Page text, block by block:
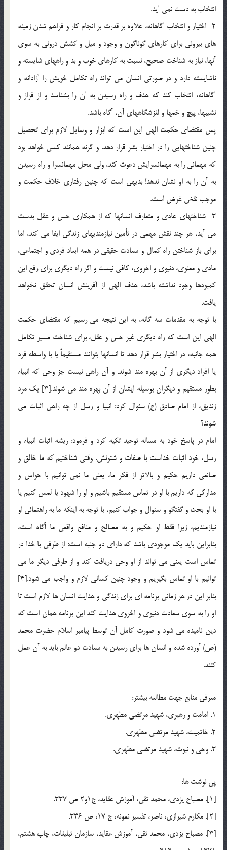
انتخاب به دست نمي آيد.
2ـ اختيار و انتخاب آگاهانه، علاوه بر قدرت بر انجام كار و فراهم شدن زمينه
هاي بيروني براي كارهاي گوناگون و وجود و ميل و كشش دروني به سوي
آنها، نياز به شناخت صحيح، نسبت به كارهاي خوب و بد و راههاي شايسته و
ناشايسته دارد و در صورتي انسان مي تواند راه تكامل خويش را آزادانه و
آگاهانه، انتخاب كند كه هدف و راه رسيدن به آن را بشناسد و از فراز و
نشيبها، پيچ و خمها و لغزشگاههاي آن، آگاه باشد.
پس مقتضاي حكمت الهي اين است كه ابزار و وسايل لازم براي تحصيل
چنين شناختهايي را در اختيار بشر قرار دهد. و گرنه همانند كسي خواهد بود
كه مهماني را به مهمانسرايش دعوت كند، ولي محل مهمانسرا و راه رسيدن
به آن را به او نشان ندهد! بديهي است كه چنين رفتاري خلاف حكمت و
موجب نقض غرض است.
3ـ شناخت­هاي عادي و متعارف انسانها كه از همكاري حس و عقل بدست
مي آيد، هر چند نقش مهمي در تأمين نيازمنديهاي زندگي ايفا مي كند، اما
براي باز شناختن راه كمال و سعادت حقيقي در همه ابعاد فردي و اجتماعي،
مادي و معنوي، دنيوي و اخروي، كافي نيست و اگر راه ديگري براي رفع اين
كمبودها وجود نداشته باشد، هدف الهي از آفرينش انسان تحقق نخواهد
يافت.
با توجه به مقدمات سه گانه، به اين نتيجه مي رسيم كه مقتضاي حكمت
الهي اين است كه راه ديگري غير حس و عقل، براي شناخت مسير تكامل
همه جانبه، در اختيار بشر قرار دهد تا انسانها بتوانند مستقيماً يا با واسطه فرد
يا افراد ديگري از آن بهره مند شوند. و آن راهي نيست جز وحي كه انبياء
بطور مستقيم و ديگران بوسيله ايشان از آن بهره مند مي شوند.[3] يك مرد
زنديق، از امام صادق (ع) سئوال كرد: انبيا و رسل از چه راهي اثبات مي
شوند؟
امام در پاسخ خود به مساله توحيد تكيه كرد و فرمود: ريشه اثبات انبياء و
رسل، خود اثبات خداست با صفات و شئونش. وقتي شناختيم كه ما خالق و
صانعي داريم حكيم و بالاتر از فكر ما، يعني ما نمي توانيم با حواس و
مداركي كه داريم با او در تماس مستقيم باشيم و او را شهود يا لمس كنيم يا
با او بحث و گفتگو و سئوال و جواب كنيم، با توجه به اينكه ما به راهنمائي او
نيازمنديم، زيرا فقط او حكيم و به مصالح و منافع واقعي ما آگاه است،
بنابراين بايد يك موجودي باشد كه داراي دو جنبه است: از طرفي با خدا در
تماس است يعني مي تواند از او وحي دريافت كند و از طرفي ديگر ما مي
توانيم با او تماس بگيريم و وجود چنين كساني لازم و واجب مي شود.[4]
بنابر اين در هر زماني برنامه اي براي زندگي و هدايت انسان ها لازم است تا
او را به سوي سعادت دنيوي و اخروي هدايت کند اين برنامه همان است که
دين ناميده مي شود و صورت کامل آن توسط پيامبر اسلام حضرت محمد
(ص) آورده شده و انسان ها براي رسيدن به سعادت دو عالم بايد به آن عمل
کنند.
معرفي منابع جهت مطالعه بيشتر:
1. امامت و رهبري، شهيد مرتضي مطهري.
2. خاتميت، شهيد مرتضي مطهري.
3. وحي و نبوت، شهيد مرتضي مطهري.
پي نوشت ها:
[1]. مصباح يزدي، محمد تقي، آموزش عقايد، ج1و2 ص 337.
[2]. مكارم شيرازي، ناصر، تفسير نمونه، ج 17، ص 336.
[3]. مصباح يزدي، محمد تقي، آموزش عقايد، سازمان تبليغات، چاپ هشتم،